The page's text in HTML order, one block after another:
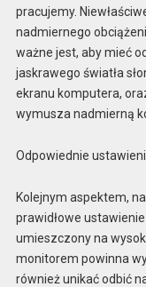
pracujemy.
nadmiernego
ważne jest, aby mieć
jaskrawego światła
ekranu komputera,
wymusza nadmierną
Odpowiednie
Kolejnym aspektem,
prawidłowe
umieszczony na
monitorem powinna
również unikać odbić